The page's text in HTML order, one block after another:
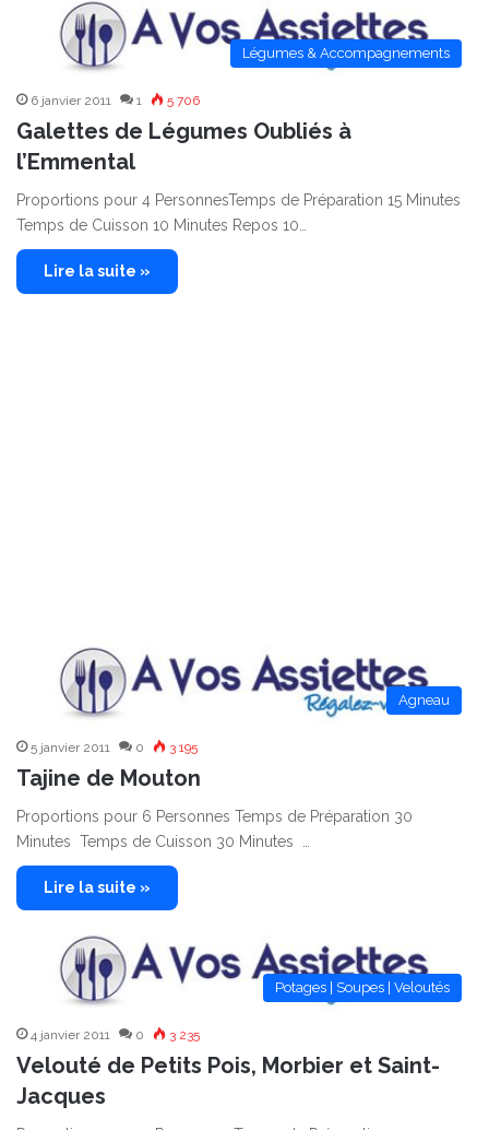
Légumes & Accompagnements
6 janvier 2011 1 5 706
Galettes de Légumes Oubliés à
l’Emmental
Proportions pour 4 PersonnesTemps de Préparation 15 Minutes
Temps de Cuisson 10 Minutes Repos 10…
Lire la suite »
Agneau
5 janvier 2011 0 3 195
Tajine de Mouton
Proportions pour 6 Personnes Temps de Préparation 30
Minutes Temps de Cuisson 30 Minutes …
Lire la suite »
Potages | Soupes | Veloutés
4 janvier 2011 0 3 235
Velouté de Petits Pois, Morbier et Saint-
Jacques